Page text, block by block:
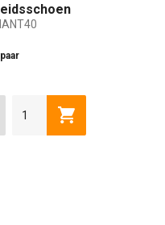
Toevoegen aan